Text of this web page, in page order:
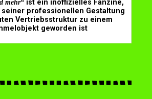
mehr“ist ein inoffizielles Fanzine,
professionellen Gestaltung
Vertriebsstruktur zu einem
geworden ist